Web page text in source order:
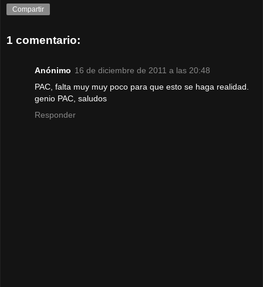
Compartir
1 comentario:
Anónimo 16 de diciembre de 2011 a las 20:48
PAC, falta muy muy poco para que esto se haga realidad.
genio PAC, saludos
Responder